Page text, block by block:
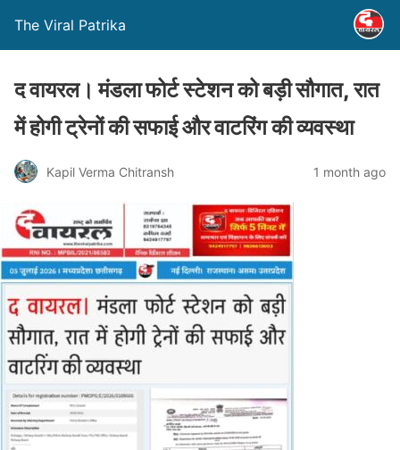
The Viral Patrika
द वायरल। मंडला फोर्ट स्टेशन को बड़ी सौगात, रात
में होगी ट्रेनों की सफाई और वाटरिंग की व्यवस्था
Kapil Verma Chitransh 1 month ago